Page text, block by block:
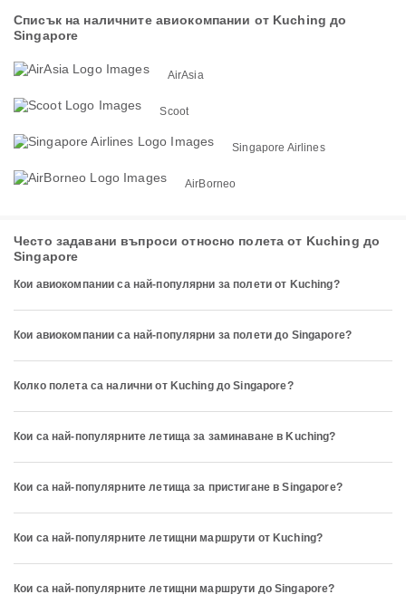
Списък на наличните авиокомпании от Kuching до
Singapore
AirAsia
Scoot
Singapore Airlines
AirBorneo
Често задавани въпроси относно полета от Kuching до
Singapore
Кои авиокомпании са най-популярни за полети от Kuching?
Кои авиокомпании са най-популярни за полети до Singapore?
Колко полета са налични от Kuching до Singapore?
Кои са най-популярните летища за заминаване в Kuching?
Кои са най-популярните летища за пристигане в Singapore?
Кои са най-популярните летищни маршрути от Kuching?
Кои са най-популярните летищни маршрути до Singapore?